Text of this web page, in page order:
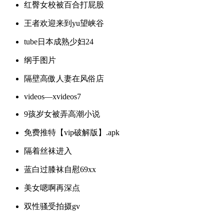
红臀女校被百合打屁股
王者欢迎来到yu望峡谷
tube日本成熟少妇24
纲手图片
隔壁高傲人妻在风俗店
videos—xvideos7
9孩岁女被弄高潮小说
免费推特【vip破解版】.apk
隔着丝袜进入
蓝白过膝袜自慰69xx
美女嗯啊再深点
双性骚受拍摄gv